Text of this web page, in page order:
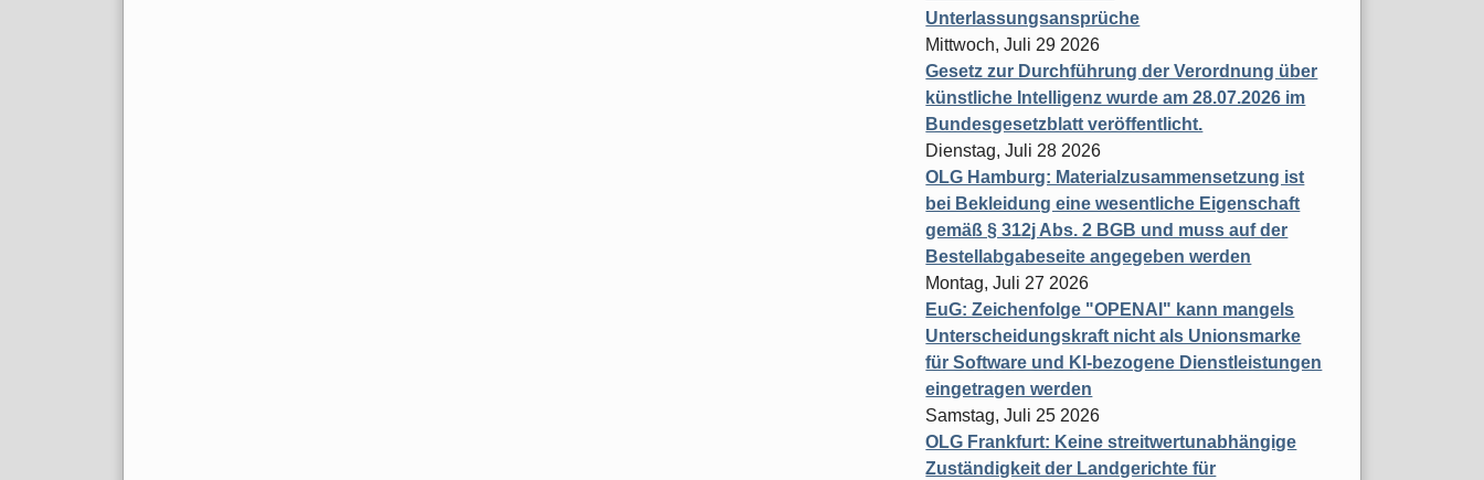
Unterlassungsansprüche
Mittwoch, Juli 29 2026
Gesetz zur Durchführung der Verordnung über
künstliche Intelligenz wurde am 28.07.2026 im
Bundesgesetzblatt veröffentlicht.
Dienstag, Juli 28 2026
OLG Hamburg: Materialzusammensetzung ist
bei Bekleidung eine wesentliche Eigenschaft
gemäß § 312j Abs. 2 BGB und muss auf der
Bestellabgabeseite angegeben werden
Montag, Juli 27 2026
EuG: Zeichenfolge "OPENAI" kann mangels
Unterscheidungskraft nicht als Unionsmarke
für Software und KI-bezogene Dienstleistungen
eingetragen werden
Samstag, Juli 25 2026
OLG Frankfurt: Keine streitwertunabhängige
Zuständigkeit der Landgerichte für